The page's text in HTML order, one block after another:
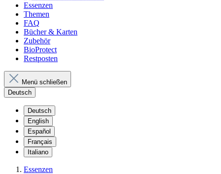
Essenzen
Themen
FAQ
Bücher & Karten
Zubehör
BioProtect
Restposten
Menü schließen
Deutsch
Deutsch
English
Español
Français
Italiano
Essenzen